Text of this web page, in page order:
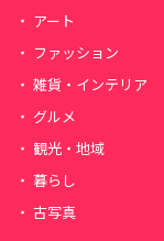
アート
ファッション
雑貨・インテリア
グルメ
観光・地域
暮らし
古写真